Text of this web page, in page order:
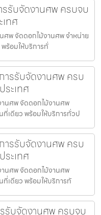
รับจัดงานศพ ครบจบ
ทศ
ศพ จัดดอกไม้งานศพ จำหน่าย
ร้อมให้บริการทั่
ารรับจัดงานศพ ครบ
ะเทศ
นศพ จัดดอกไม้งานศพ
ที่เดียว พร้อมให้บริการทั่วป
ารรับจัดงานศพ ครบ
ะเทศ
านศพ จัดดอกไม้งานศพ
ที่เดียว พร้อมให้บริการทั
รับจัดงานศพ ครบจบ